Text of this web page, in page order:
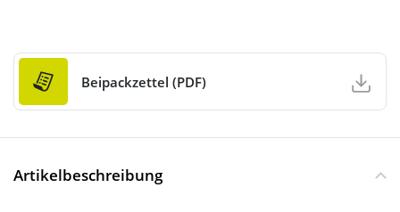
Beipackzettel (PDF)
Artikelbeschreibung